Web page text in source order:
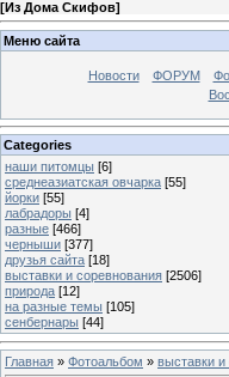
[Из Дома Скифов]
Меню сайта
Новости ФОРУМ
Categories
наши питомцы [6]
среднеазиатская овчарка [55]
йорки [55]
лабрадоры [4]
разные [466]
черныши [377]
друзья сайта [18]
выставки и соревнования [2506]
природа [12]
на разные темы [105]
сенбернары [44]
Главная » Фотоальбом » выставки и